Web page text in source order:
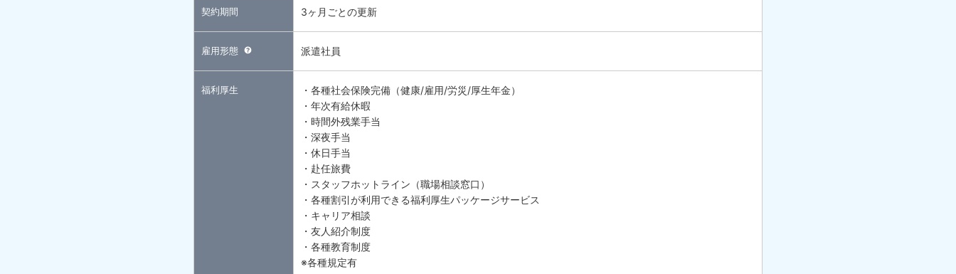
契約期間 3ヶ月ごとの更新
雇用形態 派遣社員
福利厚生
・各種社会保険完備（健康/雇用/労災/厚生年金）
・年次有給休暇
・時間外残業手当
・深夜手当
・休日手当
・赴任旅費
・スタッフホットライン（職場相談窓口）
・各種割引が利用できる福利厚生パッケージサービス
・キャリア相談
・友人紹介制度
・各種教育制度
※各種規定有